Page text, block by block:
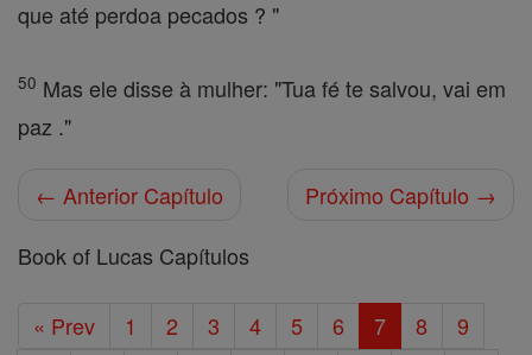
que até perdoa pecados ? "
50 Mas ele disse à mulher: "Tua fé te salvou, vai em
paz ."
← Anterior Capítulo
Próximo Capítulo →
Book of Lucas Capítulos
« Prev 1 2 3 4 5 6 7 8
9